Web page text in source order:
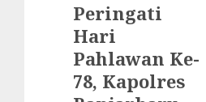
Peringati
Hari
Pahlawan Ke-
78, Kapolres